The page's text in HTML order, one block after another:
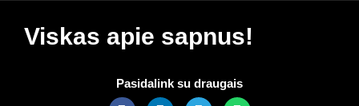
Viskas apie sapnus!
Pasidalink su draugais